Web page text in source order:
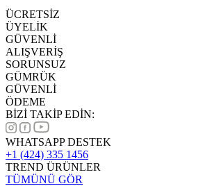
ÜCRETSİZ
ÜYELİK
GÜVENLİ
ALIŞVERİŞ
SORUNSUZ
GÜMRÜK
GÜVENLİ
ÖDEME
BİZİ TAKİP EDİN:
WHATSAPP DESTEK
+1 (424) 335 1456
TREND ÜRÜNLER
TÜMÜNÜ GÖR